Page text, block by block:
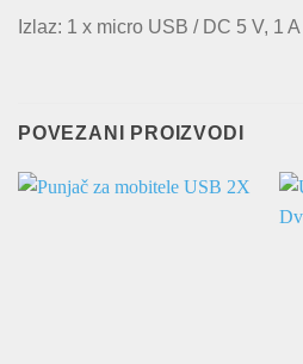
Izlaz: 1 x micro USB / DC 5 V, 1 A
POVEZANI PROIZVODI